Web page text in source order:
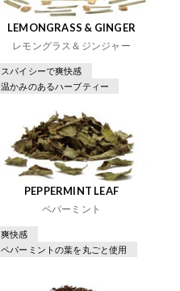
LEMONGRASS & GINGER
レモングラス＆ジンジャー
スパイシーで爽快感
温かみのあるハーブティー
PEPPERMINT LEAF
ペパーミント
爽快感
ペパーミントの葉を丸ごと使用